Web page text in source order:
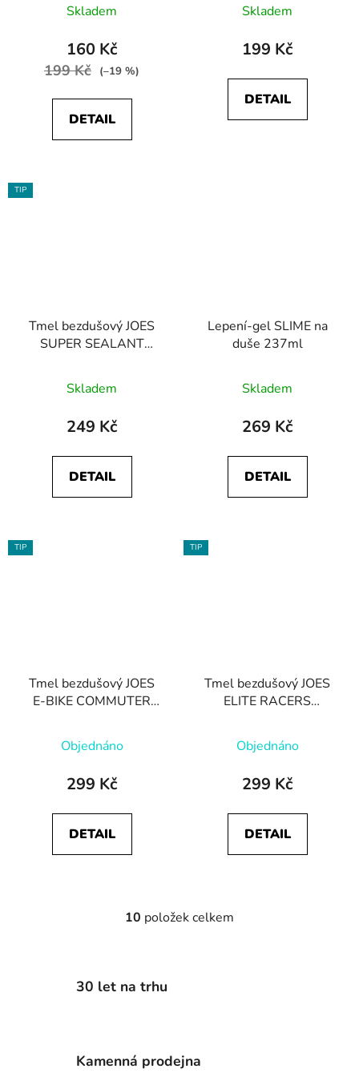
Skladem
160 Kč
199 Kč (–19 %)
DETAIL
Skladem
199 Kč
DETAIL
TIP
Tmel bezdušový JOES
SUPER SEALANT
Skladem
249 Kč
DETAIL
Lepení-gel SLIME na
duše 237ml
Skladem
269 Kč
DETAIL
TIP
Tmel bezdušový JOES
E-BIKE COMMUTER
Objednáno
299 Kč
DETAIL
TIP
Tmel bezdušový JOES
ELITE RACERS
Objednáno
299 Kč
DETAIL
O
p
10 položek celkem
30 let na trhu
Kamenná prodejna